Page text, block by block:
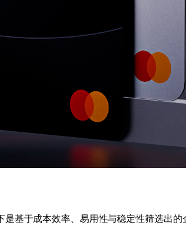
基于成本效率、易用性与稳定性筛选出的